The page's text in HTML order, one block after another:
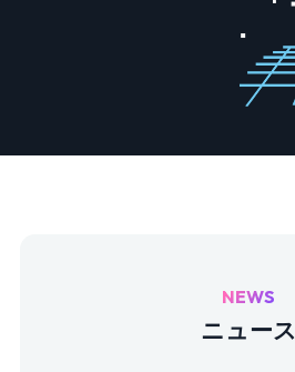
NEWS
ニュース